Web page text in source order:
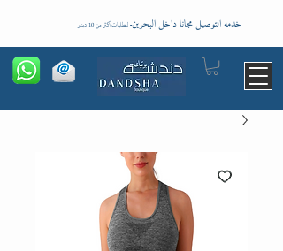
خدمه التوصيل مجانا داخل البحرين- للطلبات اكثر من 10 دينار